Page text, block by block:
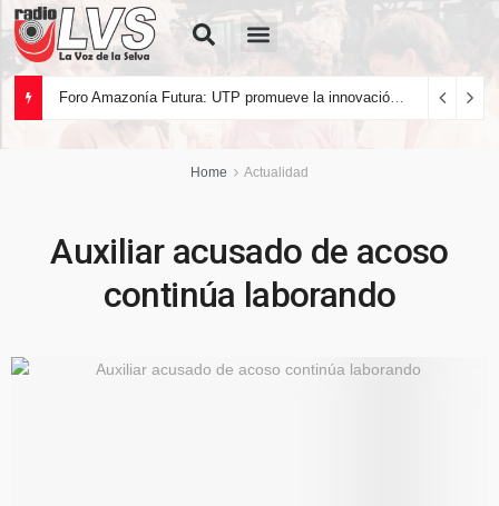
Home Actualidad
Auxiliar acusado de acoso
continúa laborando